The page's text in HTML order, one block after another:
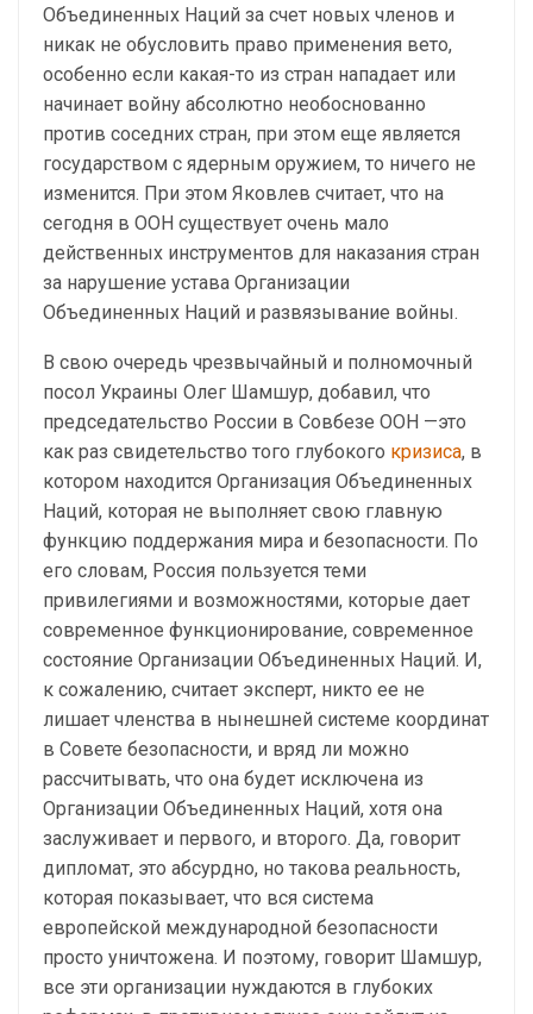
Объединенных Наций за счет новых членов и
никак не обусловить право применения вето,
особенно если какая-то из стран нападает или
начинает войну абсолютно необоснованно
против соседних стран, при этом еще является
государством с ядерным оружием, то ничего не
изменится. При этом Яковлев считает, что на
сегодня в ООН существует очень мало
действенных инструментов для наказания стран
за нарушение устава Организации
Объединенных Наций и развязывание войны.
В свою очередь чрезвычайный и полномочный
посол Украины Олег Шамшур, добавил, что
председательство России в Совбезе ООН —это
как раз свидетельство того глубокого кризиса, в
котором находится Организация Объединенных
Наций, которая не выполняет свою главную
функцию поддержания мира и безопасности. По
его словам, Россия пользуется теми
привилегиями и возможностями, которые дает
современное функционирование, современное
состояние Организации Объединенных Наций. И,
к сожалению, считает эксперт, никто ее не
лишает членства в нынешней системе координат
в Совете безопасности, и вряд ли можно
рассчитывать, что она будет исключена из
Организации Объединенных Наций, хотя она
заслуживает и первого, и второго. Да, говорит
дипломат, это абсурдно, но такова реальность,
которая показывает, что вся система
европейской международной безопасности
просто уничтожена. И поэтому, говорит Шамшур,
все эти организации нуждаются в глубоких